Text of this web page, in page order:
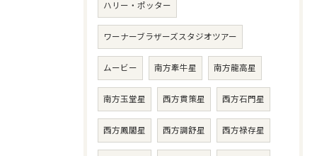
ハリー・ポッター
ワーナーブラザーズスタジオツアー
ムービー 南方牽牛星 南方龍高星
南方玉堂星 西方貫策星 西方石門星
西方鳳閣星 西方調舒星 西方禄存星